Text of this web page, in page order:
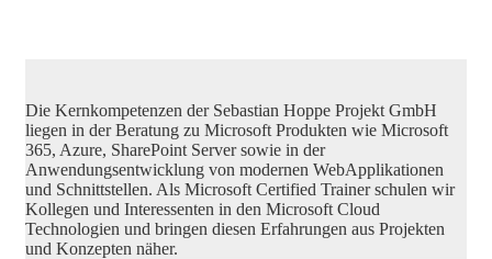
Die Kernkompetenzen der Sebastian Hoppe Projekt GmbH
liegen in der Beratung zu Microsoft Produkten wie Microsoft
365, Azure, SharePoint Server sowie in der
Anwendungsentwicklung von modernen WebApplikationen
und Schnittstellen. Als Microsoft Certified Trainer schulen wir
Kollegen und Interessenten in den Microsoft Cloud
Technologien und bringen diesen Erfahrungen aus Projekten
und Konzepten näher.